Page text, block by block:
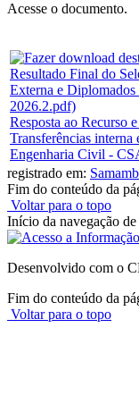
Acesse o documento.
Resposta ao Recurso
Transferências
Engenharia Civil -
registrado em:
Fim do conteúdo da
Voltar para o topo
Início da navegação de
Desenvolvido com o
Fim do conteúdo da
Voltar para o topo